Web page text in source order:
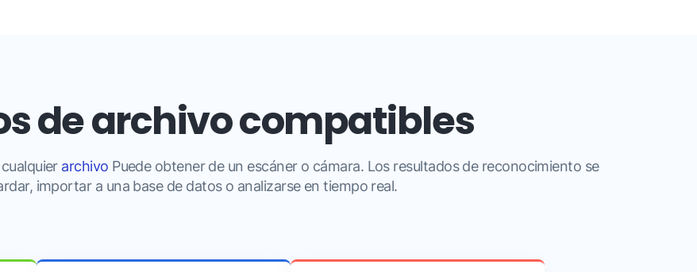
de archivo compatibles
archivo Puede obtener de un escáner o cámara. Los resultados de reconocimiento se
importar a una base de datos o analizarse en tiempo real.